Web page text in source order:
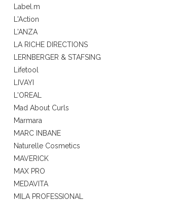
Label.m
L'Action
L'ANZA
LA RICHE DIRECTIONS
LERNBERGER & STAFSING
Lifetool
LIVAYI
L'OREAL
Mad About Curls
Marmara
MARC INBANE
Naturelle Cosmetics
MAVERICK
MAX PRO
MEDAVITA
MILA PROFESSIONAL